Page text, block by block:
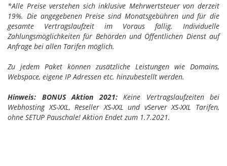
*Alle Preise verstehen sich inklusive Mehrwertsteuer von derzeit
19%. Die angegebenen Preise sind Monatsgebühren und für die
gesamte Vertragslaufzeit im Voraus fällig. Individuelle
Zahlungsmöglichkeiten für Behörden und Öffentlichen Dienst auf
Anfrage bei allen Tarifen möglich.
Zu jedem Paket können zusätzliche Leistungen wie Domains,
Webspace, eigene IP Adressen etc. hinzubestellt werden.
Hinweis: BONUS Aktion 2021:Keine Vertragslaufzeiten bei
Webhosting XS-XXL, Reseller XS-XXL und vServer XS-XXL Tarifen,
ohne SETUP Pauschale! Aktion Endet zum 1.7.2021.